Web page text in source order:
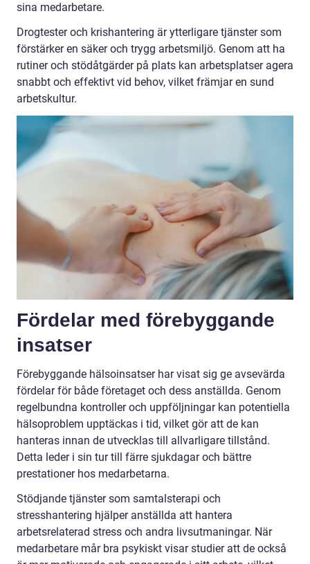
sina medarbetare.
Drogtester och krishantering är ytterligare tjänster som
förstärker en säker och trygg arbetsmiljö. Genom att ha
rutiner och stödåtgärder på plats kan arbetsplatser agera
snabbt och effektivt vid behov, vilket främjar en sund
arbetskultur.
Fördelar med förebyggande
insatser
Förebyggande hälsoinsatser har visat sig ge avsevärda
fördelar för både företaget och dess anställda. Genom
regelbundna kontroller och uppföljningar kan potentiella
hälsoproblem upptäckas i tid, vilket gör att de kan
hanteras innan de utvecklas till allvarligare tillstånd.
Detta leder i sin tur till färre sjukdagar och bättre
prestationer hos medarbetarna.
Stödjande tjänster som samtalsterapi och
stresshantering hjälper anställda att hantera
arbetsrelaterad stress och andra livsutmaningar. När
medarbetare mår bra psykiskt visar studier att de också